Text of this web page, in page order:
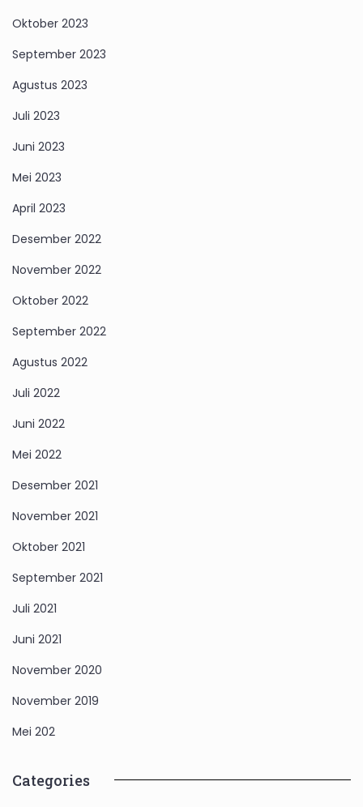
Oktober 2023
September 2023
Agustus 2023
Juli 2023
Juni 2023
Mei 2023
April 2023
Desember 2022
November 2022
Oktober 2022
September 2022
Agustus 2022
Juli 2022
Juni 2022
Mei 2022
Desember 2021
November 2021
Oktober 2021
September 2021
Juli 2021
Juni 2021
November 2020
November 2019
Mei 202
Categories